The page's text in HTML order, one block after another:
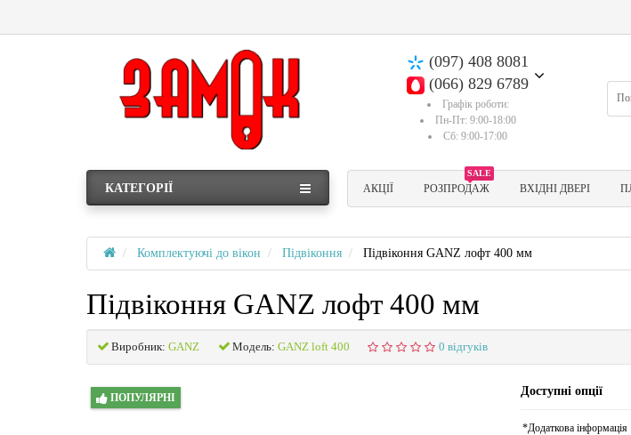
(097) 408 8081
(066) 829 6789
Графік роботи:
Пн-Пт: 9:00-18:00
Сб: 9:00-17:00
КАТЕГОРІЇ АКЦІЇ
SALE
РОЗПРОДАЖ ВХІДНІ ДВЕРІ
Комплектуючі до вікон Підвіконня Підвіконня GANZ лофт 400 мм
Підвіконня GANZ лофт 400 мм
Виробник: GANZ Модель: GANZ loft 400 0 відгуків
ПОПУЛЯРНІ Доступні опції
*Додаткова інформація